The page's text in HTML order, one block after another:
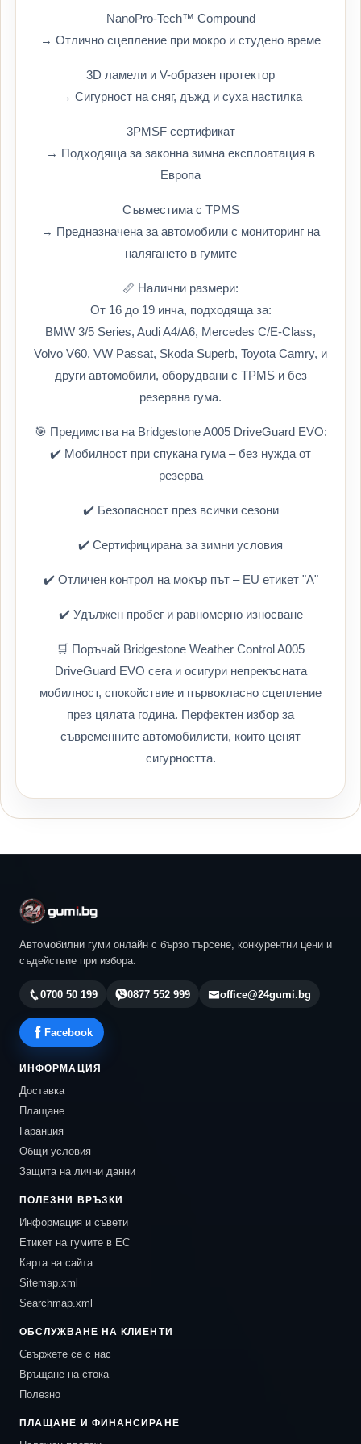
NanoPro-Tech™ Compound
→ Отлично сцепление при мокро и студено време
3D ламели и V-образен протектор
→ Сигурност на сняг, дъжд и суха настилка
3PMSF сертификат
→ Подходяща за законна зимна експлоатация в
Европа
Съвместима с TPMS
→ Предназначена за автомобили с мониторинг на
налягането в гумите
📏 Налични размери:
От 16 до 19 инча, подходяща за:
BMW 3/5 Series, Audi A4/A6, Mercedes C/E-Class,
Volvo V60, VW Passat, Skoda Superb, Toyota Camry, и
други автомобили, оборудвани с TPMS и без
резервна гума.
🎯 Предимства на Bridgestone A005 DriveGuard EVO:
✔️ Мобилност при спукана гума – без нужда от
резерва
✔️ Безопасност през всички сезони
✔️ Сертифицирана за зимни условия
✔️ Отличен контрол на мокър път – EU етикет "A"
✔️ Удължен пробег и равномерно износване
🛒 Поръчай Bridgestone Weather Control A005
DriveGuard EVO сега и осигури непрекъсната
мобилност, спокойствие и първокласно сцепление
през цялата година. Перфектен избор за
съвременните автомобилисти, които ценят
сигурността.
Автомобилни гуми онлайн с бързо търсене, конкурентни цени и
съдействие при избора.
0700 50 199 0877 552 999 office@24gumi.bg
Facebook
ИНФОРМАЦИЯ
Доставка
Плащане
Гаранция
Общи условия
Защита на лични данни
ПОЛЕЗНИ ВРЪЗКИ
Информация и съвети
Етикет на гумите в ЕС
Карта на сайта
Sitemap.xml
Searchmap.xml
ОБСЛУЖВАНЕ НА КЛИЕНТИ
Свържете се с нас
Връщане на стока
Полезно
ПЛАЩАНЕ И ФИНАНСИРАНЕ